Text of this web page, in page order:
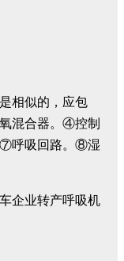
相似的，应包
混合器。④控制
呼吸回路。⑧湿